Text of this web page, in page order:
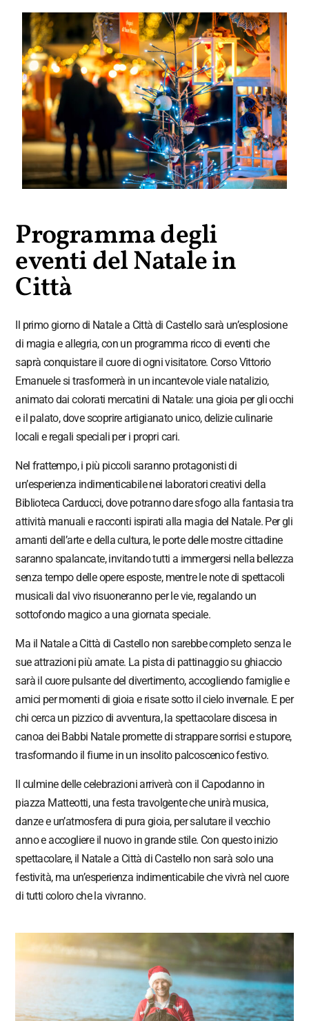
Programma degli
eventi del Natale in
Città
Il primo giorno di Natale a Città di Castello sarà un’esplosione
di magia e allegria, con un programma ricco di eventi che
saprà conquistare il cuore di ogni visitatore. Corso Vittorio
Emanuele si trasformerà in un incantevole viale natalizio,
animato dai colorati mercatini di Natale: una gioia per gli occhi
e il palato, dove scoprire artigianato unico, delizie culinarie
locali e regali speciali per i propri cari.
Nel frattempo, i più piccoli saranno protagonisti di
un’esperienza indimenticabile nei laboratori creativi della
Biblioteca Carducci, dove potranno dare sfogo alla fantasia tra
attività manuali e racconti ispirati alla magia del Natale. Per gli
amanti dell’arte e della cultura, le porte delle mostre cittadine
saranno spalancate, invitando tutti a immergersi nella bellezza
senza tempo delle opere esposte, mentre le note di spettacoli
musicali dal vivo risuoneranno per le vie, regalando un
sottofondo magico a una giornata speciale.
Ma il Natale a Città di Castello non sarebbe completo senza le
sue attrazioni più amate. La pista di pattinaggio su ghiaccio
sarà il cuore pulsante del divertimento, accogliendo famiglie e
amici per momenti di gioia e risate sotto il cielo invernale. E per
chi cerca un pizzico di avventura, la spettacolare discesa in
canoa dei Babbi Natale promette di strappare sorrisi e stupore,
trasformando il fiume in un insolito palcoscenico festivo.
Il culmine delle celebrazioni arriverà con il Capodanno in
piazza Matteotti, una festa travolgente che unirà musica,
danze e un’atmosfera di pura gioia, per salutare il vecchio
anno e accogliere il nuovo in grande stile. Con questo inizio
spettacolare, il Natale a Città di Castello non sarà solo una
festività, ma un’esperienza indimenticabile che vivrà nel cuore
di tutti coloro che la vivranno.